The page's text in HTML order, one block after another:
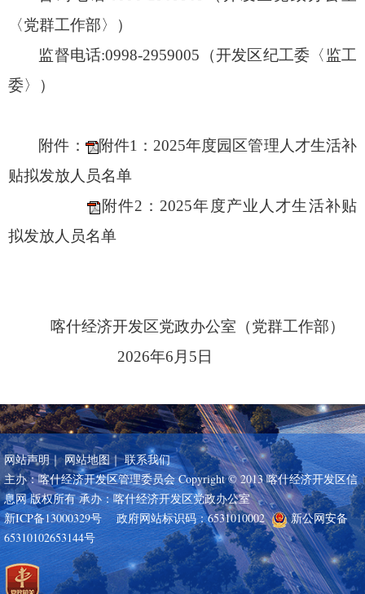
〈党群工作部〉）
监督电话:0998-2959005 （开发区纪工委〈监工
委〉）
附件：
附件1：2025年度园区管理人才生活补
贴拟发放人员名单
附件2：2025年度产业人才生活补贴
拟发放人员名单
喀什经济开发区党政办公室（党群工作部）
2026年6 月 5 日
网站声明｜网站地图｜联系我们
主办：喀什经济开发区管理委员会 Copyright © 2013 喀什经济开发区信
息网 版权所有 承办：喀什经济开发区党政办公室
新ICP备13000329号政府网站标识码：6531010002
新公网安备
65310102653144号